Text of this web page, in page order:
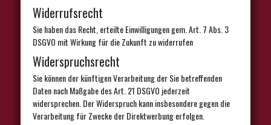
Widerrufsrecht
Sie haben das Recht, erteilte Einwilligungen gem. Art. 7 Abs. 3
DSGVO mit Wirkung für die Zukunft zu widerrufen
Widerspruchsrecht
Sie können der künftigen Verarbeitung der Sie betreffenden
Daten nach Maßgabe des Art. 21 DSGVO jederzeit
widersprechen. Der Widerspruch kann insbesondere gegen die
Verarbeitung für Zwecke der Direktwerbung erfolgen.